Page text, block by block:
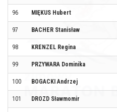
96 MIĘKUS Hubert
97 BACHER Stanisław
98 KRENZEL Regina
99 PRZYWARA Dominika
100 BOGACKI Andrzej
101 DROZD Sławmomir